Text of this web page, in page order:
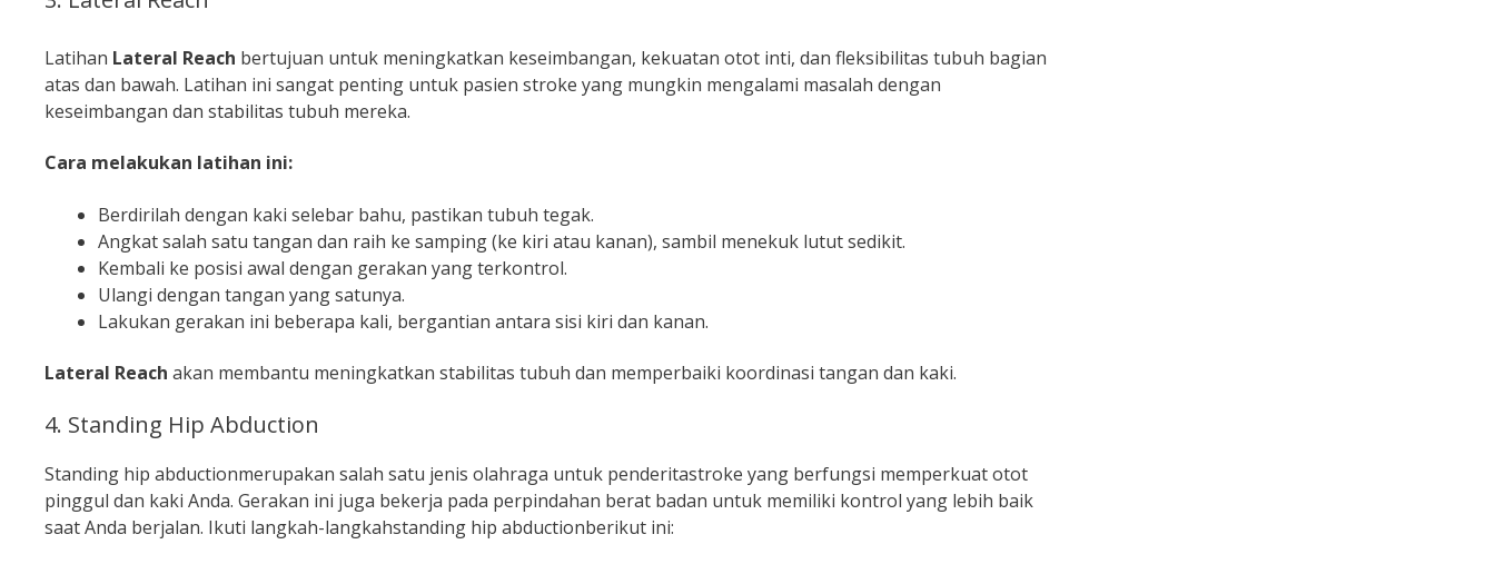
Latihan Lateral Reach bertujuan untuk meningkatkan keseimbangan, kekuatan otot inti, dan fleksibilitas tubuh bagian
atas dan bawah. Latihan ini sangat penting untuk pasien stroke yang mungkin mengalami masalah dengan
keseimbangan dan stabilitas tubuh mereka.
Cara melakukan latihan ini:
Berdirilah dengan kaki selebar bahu, pastikan tubuh tegak.
Angkat salah satu tangan dan raih ke samping (ke kiri atau kanan), sambil menekuk lutut sedikit.
Kembali ke posisi awal dengan gerakan yang terkontrol.
Ulangi dengan tangan yang satunya.
Lakukan gerakan ini beberapa kali, bergantian antara sisi kiri dan kanan.
Lateral Reach akan membantu meningkatkan stabilitas tubuh dan memperbaiki koordinasi tangan dan kaki.
4. Standing Hip Abduction
Standing hip abductionmerupakan salah satu jenis olahraga untuk penderitastroke yang berfungsi memperkuat otot
pinggul dan kaki Anda. Gerakan ini juga bekerja pada perpindahan berat badan untuk memiliki kontrol yang lebih baik
saat Anda berjalan. Ikuti langkah-langkahstanding hip abductionberikut ini: